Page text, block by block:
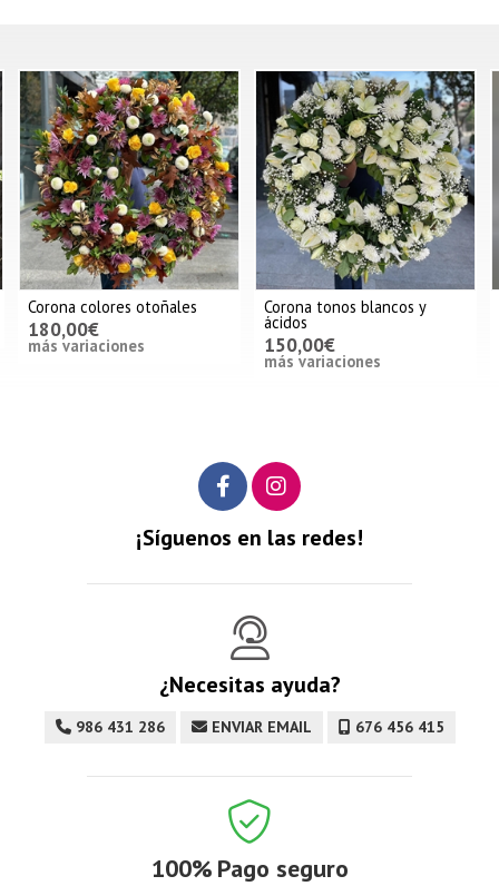
Corona colores otoñales
180,00€
más variaciones
Corona tonos blancos y
ácidos
150,00€
más variaciones
¡Síguenos en las redes!
¿Necesitas ayuda?
986 431 286 ENVIAR EMAIL 676 456 415
100% Pago seguro